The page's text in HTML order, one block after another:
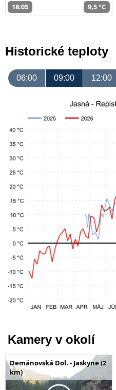
18:05 9,5 °C
Historické teploty
06:00 09:00 12:00
Kamery v okolí
Demänovská Dol. - Jaskyne (2
km)